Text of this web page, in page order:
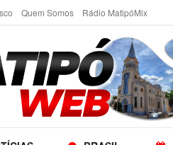
Quem Somos Rádio MatipóMix